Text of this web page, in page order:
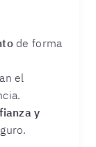
de forma
el
y